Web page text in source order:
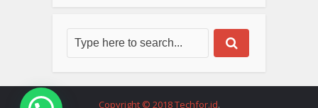
Copyright © 2018 Techfor.id.